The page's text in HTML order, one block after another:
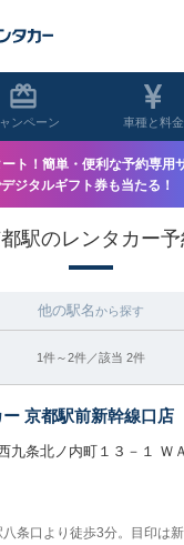
ンペーン 車種と料金
ト！簡単・便利な予約専用
ジタルギフト券も当たる！
駅のレンタカー予
他の駅名から探す
1件～2件／該当 2件
京都駅前新幹線口店
九条北ノ内町１３－１ Ｗ
条口より徒歩3分。目印は